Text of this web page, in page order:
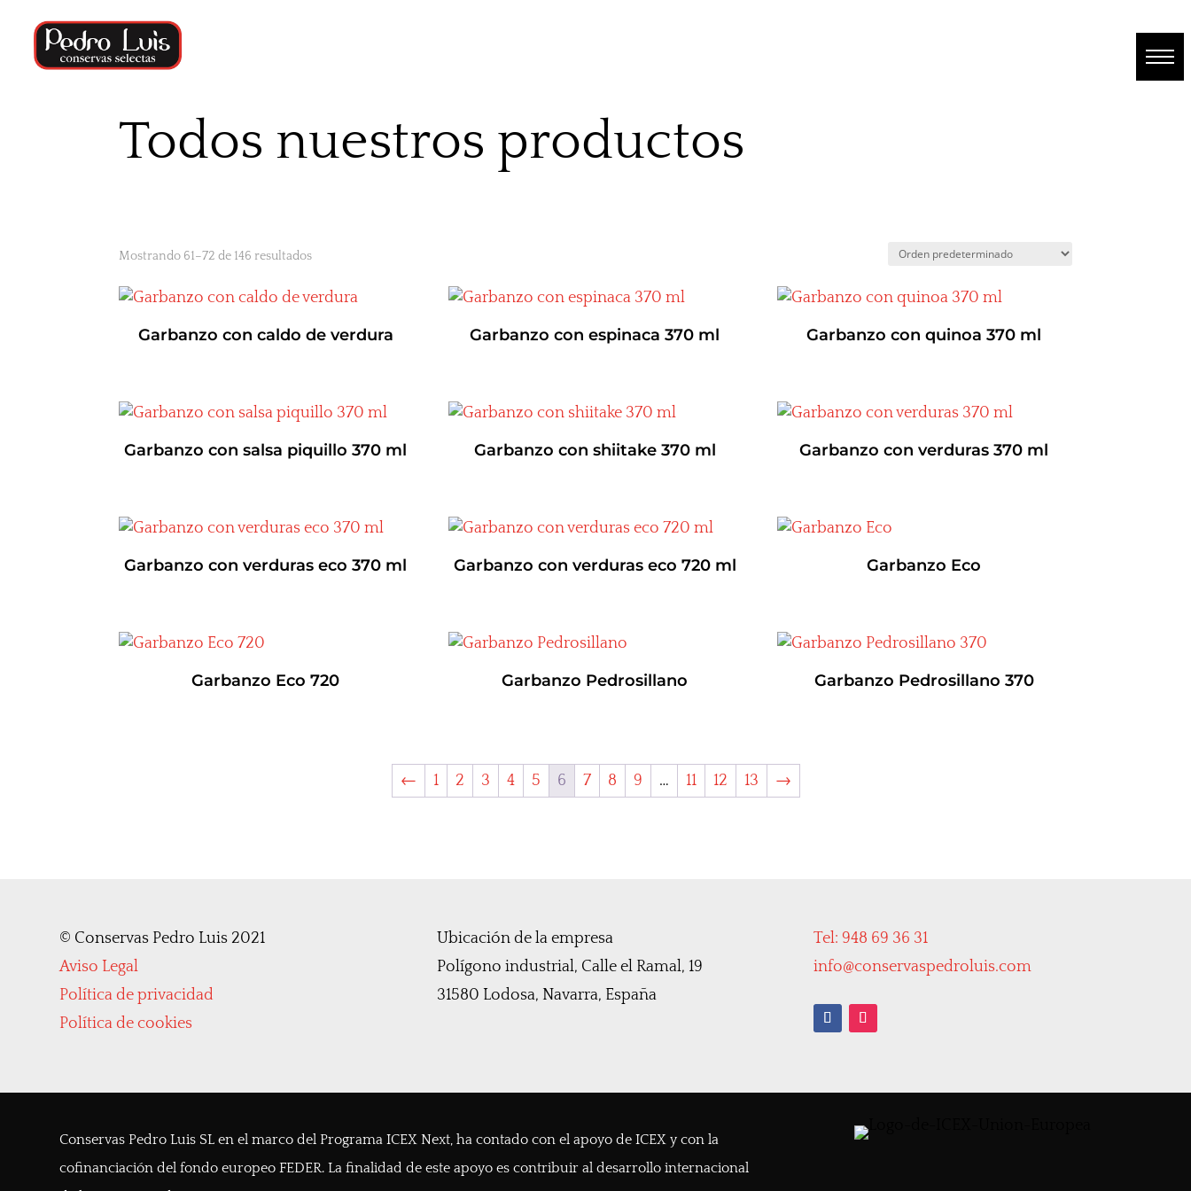
Todos nuestros productos
Mostrando 61–72 de 146 resultados
Garbanzo con caldo de verdura Garbanzo con espinaca 370 ml Garbanzo con quinoa 370 ml
Garbanzo con salsa piquillo 370 ml Garbanzo con shiitake 370 ml Garbanzo con verduras 370 ml
Garbanzo con verduras eco 370 ml Garbanzo con verduras eco 720 ml Garbanzo Eco
Garbanzo Eco 720 Garbanzo Pedrosillano Garbanzo Pedrosillano 370
← 1 2 3 4 5 6 7 8 9 … 11 12 13 →
© Conservas Pedro Luis 2021
Aviso Legal
Política de privacidad
Política de cookies
Ubicación de la empresa
Polígono industrial, Calle el Ramal, 19
31580 Lodosa, Navarra, España
Tel: 948 69 36 31
info@conservaspedroluis.com
Conservas Pedro Luis SL en el marco del Programa ICEX Next, ha contado con el apoyo de ICEX y con la
cofinanciación del fondo europeo FEDER. La finalidad de este apoyo es contribuir al desarrollo internacional